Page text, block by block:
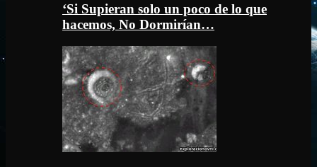
‘Si Supieran solo un poco de lo que
hacemos, No Dormirían…